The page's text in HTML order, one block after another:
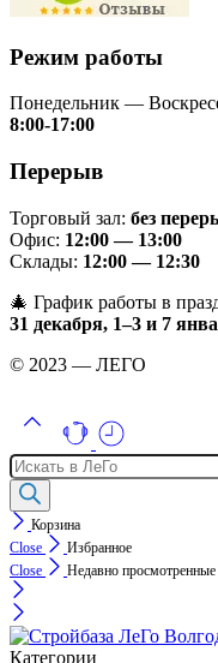
Режим работы
Понедельник —
8:00-17:00
Перерыв
Торговый зал: без
Офис: 12:00 — 13:00
Склады: 12:00 — 12:30
🎄 График работы в
31 декабря, 1–3 и 7
© 2023 — ЛЕГО
Поиск
товаров
Корзина
Close
Избранное
Close
Недавно просмотренные
Категории